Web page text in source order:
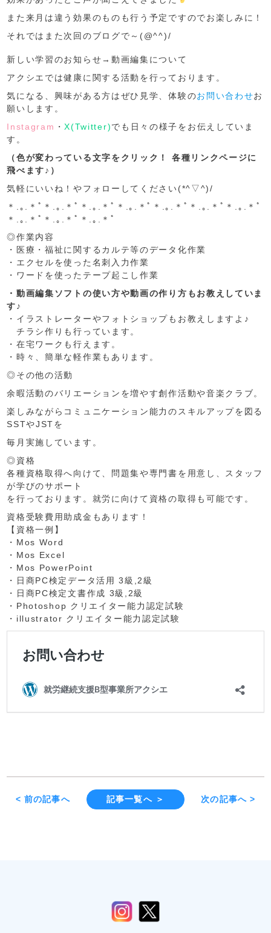
また来月は違う効果のものも行う予定ですのでお楽しみに！
それではまた次回のブログで～(@^^)/
新しい学習のお知らせ→ 動画編集について
アクシエでは健康に関する活動を行っております。
気になる、興味がある方はぜひ見学、体験のお問い合わせお
願いします。
Instagram ・X(Twitter)でも日々の様子をお伝えしていま
す。
（色が変わっている文字をクリック！ 各種リンクページに
飛べます♪）
気軽にいいね！やフォローしてください(*^▽^)/
＊.｡.＊ﾟ＊.｡.＊ﾟ＊.｡.＊ﾟ＊.｡.＊ﾟ＊.｡.＊ﾟ＊.｡.＊ﾟ＊.｡.＊ﾟ
＊.｡.＊ﾟ＊.｡.＊ﾟ＊.｡.＊ﾟ
◎作業内容
・医療・福祉に関するカルテ等のデータ化作業
・エクセルを使った名刺入力作業
・ワードを使ったテープ起こし作業
・動画編集ソフトの使い方や動画の作り方もお教えしていま
す♪
・イラストレーターやフォトショップもお教えしますよ♪
チラシ作りも行っています。
・在宅ワークも行えます。
・時々、簡単な軽作業もあります。
◎その他の活動
余暇活動のバリエーションを増やす創作活動や音楽クラブ。
楽しみながらコミュニケーション能力のスキルアップを図る
SSTやJSTを
毎月実施しています。
◎資格
各種資格取得へ向けて、問題集や専門書を用意し、スタッフ
が学びのサポート
を行っております。就労に向けて資格の取得も可能です。
資格受験費用助成金もあります！
【資格一例】
・Mos Word
・Mos Excel
・Mos PowerPoint
・日商PC検定データ活用 3級,2級
・日商PC検定文書作成 3級,2級
・Photoshop クリエイター能力認定試験
・illustrator クリエイター能力認定試験
< 前の記事へ 記事一覧へ ＞ 次の記事へ >